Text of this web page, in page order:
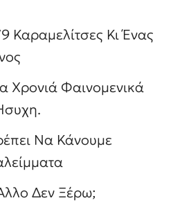
Καραμελίτσες Κι Ένας
Χρονιά Φαινομενικά
Να Κάνουμε
Δεν Ξέρω;